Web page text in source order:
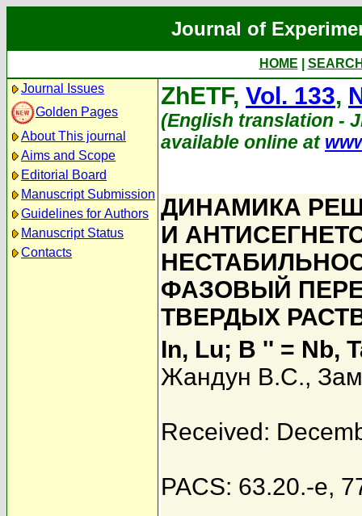
Journal of
HOME
Journal Issues
Golden Pages
About This journal
Aims and Scope
Editorial Board
Manuscript Submission
Guidelines for Authors
Manuscript Status
Contacts
ZhETF, Vol. 133,
(English translation -
available online at
ДИНАМИКА
И
ФАЗОВЫЙ
ТВЕРДЫХ
In, Lu; B '' = Nb,
Жандун В.С.,
Received:
PACS: 63.20.-e,